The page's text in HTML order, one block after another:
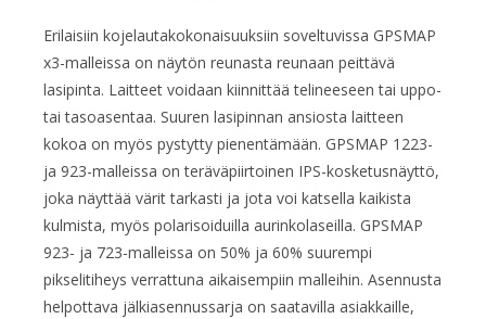
Erilaisiin kojelautakokonaisuuksiin soveltuvissa GPSMAP
x3-malleissa on näytön reunasta reunaan peittävä
lasipinta. Laitteet voidaan kiinnittää telineeseen tai uppo-
tai tasoasentaa. Suuren lasipinnan ansiosta laitteen
kokoa on myös pystytty pienentämään. GPSMAP 1223-
ja 923-malleissa on terävä­piirtoinen IPS-kosketusnäyttö,
joka näyttää värit tarkasti ja jota voi katsella kaikista
kulmista, myös polarisoiduilla aurinkolaseilla. GPSMAP
923- ja 723-malleissa on 50% ja 60% suurempi
pikselitiheys verrattuna aikaisempiin malleihin. Asennusta
helpottava jälkiasennussarja on saatavilla asiakkaille,